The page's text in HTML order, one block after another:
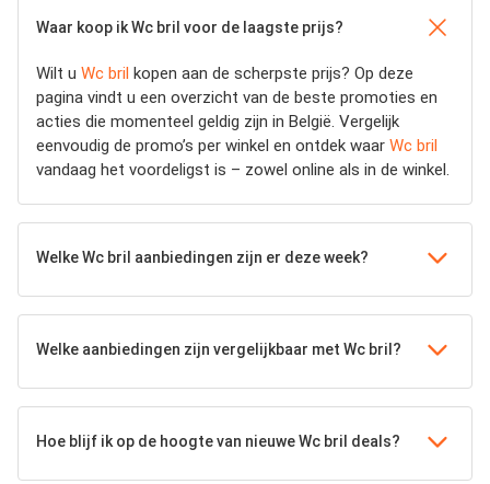
Waar koop ik Wc bril voor de laagste prijs?
Wilt u Wc bril kopen aan de scherpste prijs? Op deze
pagina vindt u een overzicht van de beste promoties en
acties die momenteel geldig zijn in België. Vergelijk
eenvoudig de promo’s per winkel en ontdek waar Wc bril
vandaag het voordeligst is – zowel online als in de winkel.
Welke Wc bril aanbiedingen zijn er deze week?
Welke aanbiedingen zijn vergelijkbaar met Wc bril?
Hoe blijf ik op de hoogte van nieuwe Wc bril deals?